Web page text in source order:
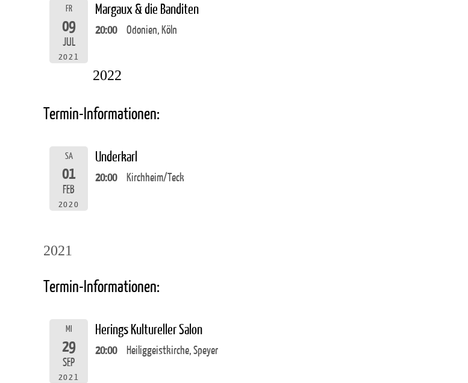
FR
09
JUL
2021
Margaux & die Banditen
20:00 Odonien, Köln
2022
Termin-Informationen:
SA
01
FEB
2020
Underkarl
20:00 Kirchheim/Teck
2021
Termin-Informationen:
MI
29
SEP
2021
Herings Kultureller Salon
20:00 Heiliggeistkirche, Speyer